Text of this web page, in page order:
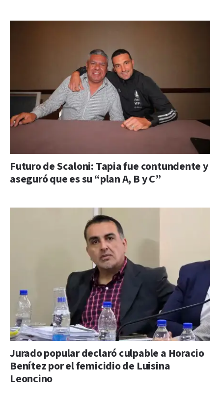
Futuro de Scaloni: Tapia fue contundente y
aseguró que es su “plan A, B y C”
Jurado popular declaró culpable a Horacio
Benítez por el femicidio de Luisina
Leoncino